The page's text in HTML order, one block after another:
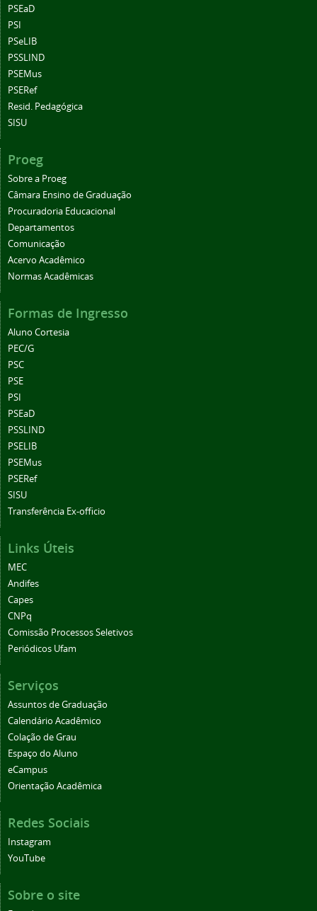
PSEaD
PSI
PSeLIB
PSSLIND
PSEMus
PSERef
Resid. Pedagógica
SISU
Proeg
Sobre a Proeg
Câmara Ensino de Graduação
Procuradoria Educacional
Departamentos
Comunicação
Acervo Acadêmico
Normas Acadêmicas
Formas de Ingresso
Aluno Cortesia
PEC/G
PSC
PSE
PSI
PSEaD
PSSLIND
PSELIB
PSEMus
PSERef
SISU
Transferência Ex-officio
Links Úteis
MEC
Andifes
Capes
CNPq
Comissão Processos Seletivos
Periódicos Ufam
Serviços
Assuntos de Graduação
Calendário Acadêmico
Colação de Grau
Espaço do Aluno
eCampus
Orientação Acadêmica
Redes Sociais
Instagram
YouTube
Sobre o site